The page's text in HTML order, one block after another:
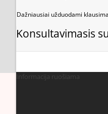
Dažniausiai užduodami
Konsultavimasis
Informacija ruošiama